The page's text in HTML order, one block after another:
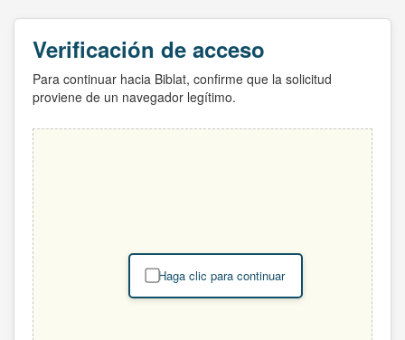
Verificación de acceso
Para continuar hacia Biblat, confirme que la solicitud
proviene de un navegador legítimo.
Haga clic para continuar